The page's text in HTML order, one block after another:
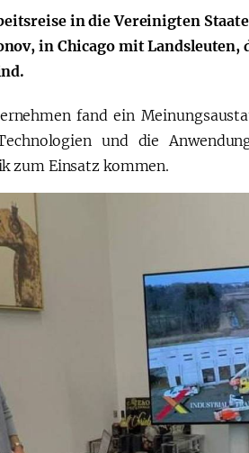
Мирзиёев
in die Vereinigten
in Chicago mit
fand ein
und die
zum Einsatz kommen.